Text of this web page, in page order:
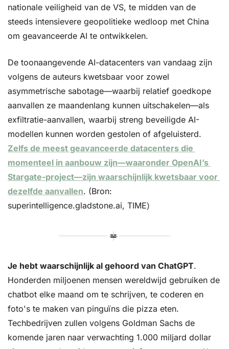
nationale veiligheid van de VS, te midden van de
steeds intensievere geopolitieke wedloop met China
om geavanceerde AI te ontwikkelen.
De toonaangevende AI-datacenters van vandaag zijn
volgens de auteurs kwetsbaar voor zowel
asymmetrische sabotage—waarbij relatief goedkope
aanvallen ze maandenlang kunnen uitschakelen—als
exfiltratie-aanvallen, waarbij streng beveiligde AI-
Zelfs de meest geavanceerde datacenters die
momenteel in aanbouw zijn—waaronder OpenAI’s
Stargate-project—zijn waarschijnlijk kwetsbaar voor
dezelfde aanvallen. (Bron:
superintelligence.gladstone.ai, TIME)
Je hebt waarschijnlijk al gehoord van ChatGPT.
Honderden miljoenen mensen wereldwijd gebruiken de
chatbot elke maand om te schrijven, te coderen en
foto's te maken van pinguïns die pizza eten.
Techbedrijven zullen volgens Goldman Sachs de
komende jaren naar verwachting 1.000 miljard dollar